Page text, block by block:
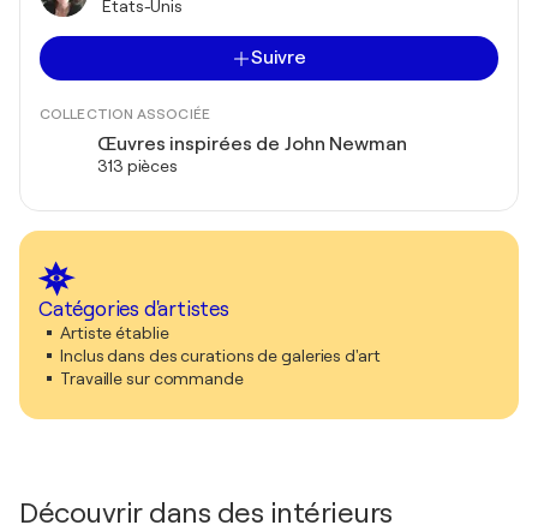
États-Unis
Suivre
COLLECTION ASSOCIÉE
Œuvres inspirées de John Newman
313 pièces
Catégories d'artistes
Artiste établie
Inclus dans des curations de galeries d'art
Travaille sur commande
Découvrir dans des intérieurs